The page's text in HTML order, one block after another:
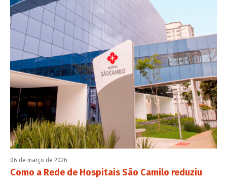
06 de março de 2026
Como a Rede de Hospitais São Camilo reduziu